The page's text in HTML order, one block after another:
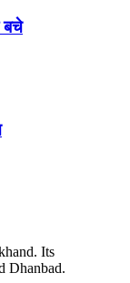
बचे
Its
Dhanbad.